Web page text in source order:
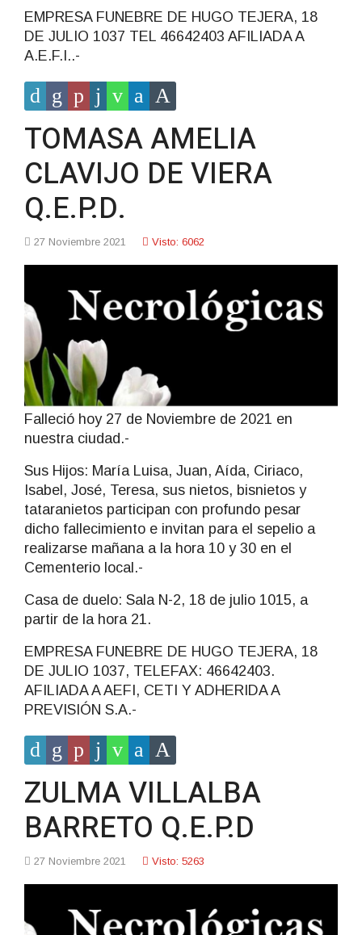
EMPRESA FUNEBRE DE HUGO TEJERA, 18
DE JULIO 1037 TEL 46642403 AFILIADA A
A.E.F.I..-
TOMASA AMELIA
CLAVIJO DE VIERA
Q.E.P.D.
27 Noviembre 2021 Visto: 6062
Falleció hoy 27 de Noviembre de 2021 en
nuestra ciudad.-
Sus Hijos: María Luisa, Juan, Aída, Ciriaco,
Isabel, José, Teresa, sus nietos, bisnietos y
tataranietos participan con profundo pesar
dicho fallecimiento e invitan para el sepelio a
realizarse mañana a la hora 10 y 30 en el
Cementerio local.-
Casa de duelo: Sala N-2, 18 de julio 1015, a
partir de la hora 21.
EMPRESA FUNEBRE DE HUGO TEJERA, 18
DE JULIO 1037, TELEFAX: 46642403.
AFILIADA A AEFI, CETI Y ADHERIDA A
PREVISIÓN S.A.-
ZULMA VILLALBA
BARRETO Q.E.P.D
27 Noviembre 2021 Visto: 5263